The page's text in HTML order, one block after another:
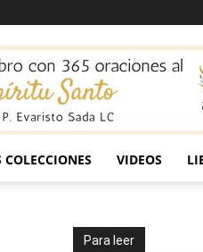
COLECCIONES VIDEOS
Para leer